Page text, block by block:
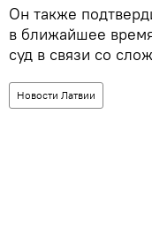
Он также
в ближайшее
суд в связи со
Новости Латвии